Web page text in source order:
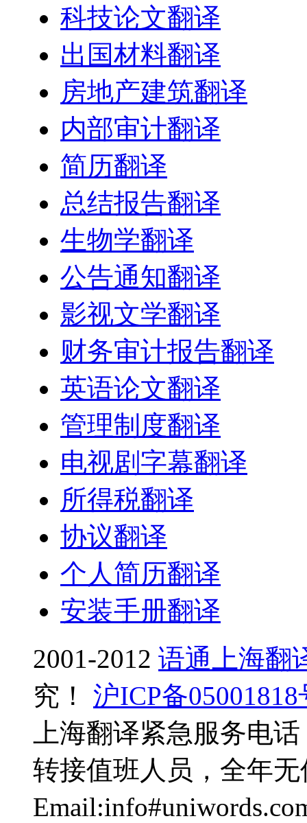
科技论文翻译
出国材料翻译
房地产建筑翻译
内部审计翻译
简历翻译
总结报告翻译
生物学翻译
公告通知翻译
影视文学翻译
财务审计报告翻译
英语论文翻译
管理制度翻译
电视剧字幕翻译
所得税翻译
协议翻译
个人简历翻译
安装手册翻译
2001-2012 语通上海翻
究！
沪ICP备05001818
上海翻译紧急服务电
转接值班人员，全年无